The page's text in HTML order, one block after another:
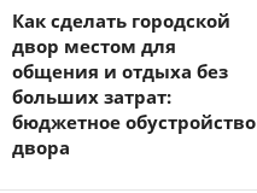
Как сделать городской
двор местом для
общения и отдыха без
больших затрат:
бюджетное обустройство
двора